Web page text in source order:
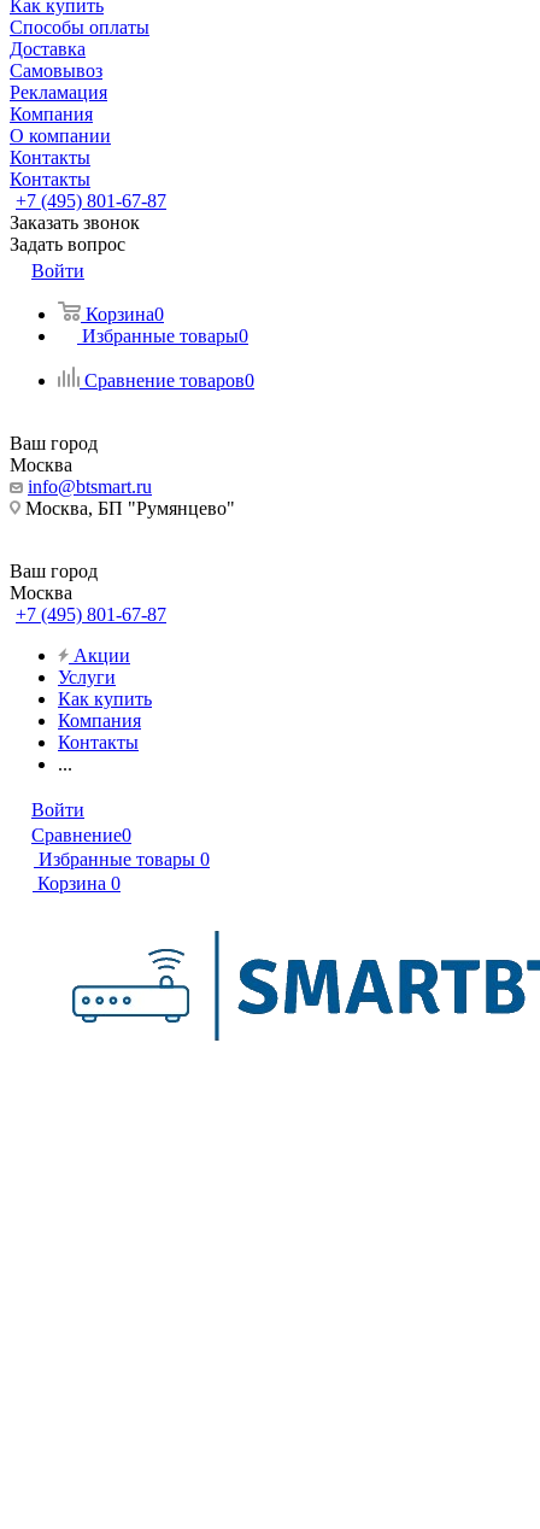
Как купить
Способы оплаты
Доставка
Самовывоз
Рекламация
Компания
О компании
Контакты
Контакты
+7 (495) 801-67-87
Заказать звонок
Задать вопрос
Войти
Корзина0
Избранные товары0
Сравнение товаров0
Ваш город
Москва
info@btsmart.ru
Москва, БП "Румянцево"
Ваш город
Москва
+7 (495) 801-67-87
Акции
Услуги
Как купить
Компания
Контакты
...
Войти
Сравнение0
Избранные товары 0
Корзина 0